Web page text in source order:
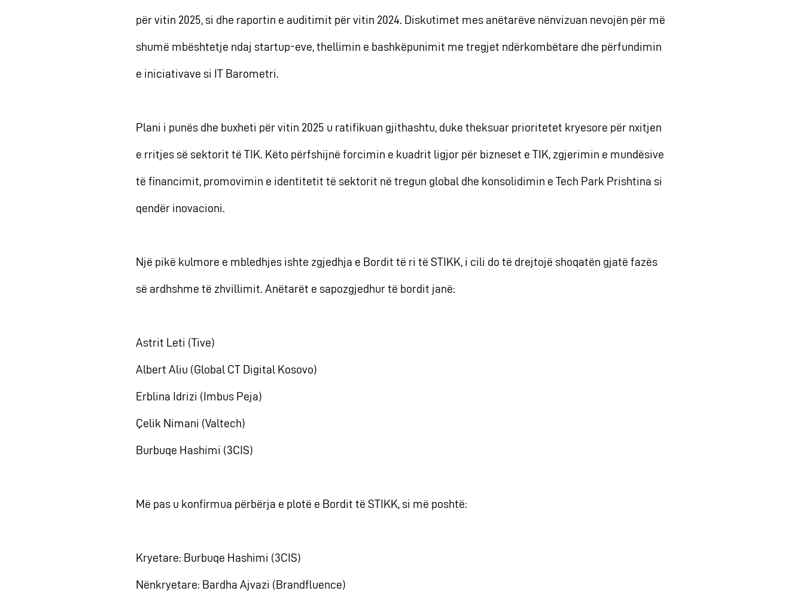
për vitin 2025, si dhe raportin e auditimit për vitin 2024. Diskutimet mes anëtarëve nënvizuan nevojën për më
shumë mbështetje ndaj startup-eve, thellimin e bashkëpunimit me tregjet ndërkombëtare dhe përfundimin
e iniciativave si IT Barometri.
Plani i punës dhe buxheti për vitin 2025 u ratifikuan gjithashtu, duke theksuar prioritetet kryesore për nxitjen
e rritjes së sektorit të TIK. Këto përfshijnë forcimin e kuadrit ligjor për bizneset e TIK, zgjerimin e mundësive
të financimit, promovimin e identitetit të sektorit në tregun global dhe konsolidimin e Tech Park Prishtina si
qendër inovacioni.
Një pikë kulmore e mbledhjes ishte zgjedhja e Bordit të ri të STIKK, i cili do të drejtojë shoqatën gjatë fazës
së ardhshme të zhvillimit. Anëtarët e sapozgjedhur të bordit janë:
Astrit Leti (Tive)
Albert Aliu (Global CT Digital Kosovo)
Erblina Idrizi (Imbus Peja)
Çelik Nimani (Valtech)
Burbuqe Hashimi (3CIS)
Më pas u konfirmua përbërja e plotë e Bordit të STIKK, si më poshtë:
Kryetare: Burbuqe Hashimi (3CIS)
Nënkryetare: Bardha Ajvazi (Brandfluence)